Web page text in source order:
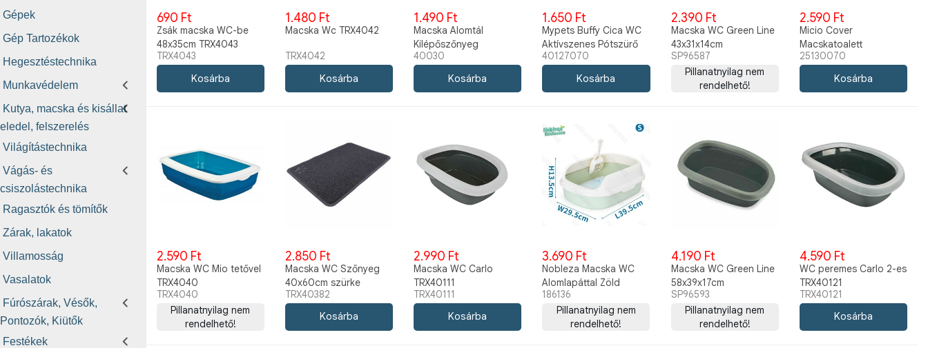
Gépek
Gép Tartozékok
Hegesztéstechnika
Munkavédelem
Kutya, macska és kisállat
eledel, felszerelés
Világítástechnika
Vágás- és
csiszolástechnika
Ragasztók és tömítők
Zárak, lakatok
Villamosság
Vasalatok
Fúrószárak, Vésők,
Pontozók, Kiütők
Festékek
690 Ft
Zsák macska WC-be
48x35cm TRX4043
TRX4043
1.480 Ft
Macska Wc TRX4042
TRX4042
1.490 Ft
Macska Alomtál
Kilépőszőnyeg
40x30cm kék/pink/bézs
40030
1.650 Ft
Mypets Buffy Cica WC
Aktívszenes Pótszürő
/betét 2DB
40127070
2.390 Ft
Macska WC Green Line
43x31x14cm
Sötétkék/szürke
SP96587
Pillanatnyilag nem
rendelhető!
2.590 Ft
Micio Cover
Macskatoalett
25130070
2.590 Ft
Macska WC Mio tetővel
TRX4040
TRX4040
Pillanatnyilag nem
rendelhető!
2.850 Ft
Macska WC Szőnyeg
40x60cm szürke
TRX40382
TRX40382
2.990 Ft
Macska WC Carlo
TRX40111
TRX40111
3.690 Ft
Nobleza Macska WC
Alomlapáttal Zöld
39.5x29.5x13.5cm
186136
Pillanatnyilag nem
rendelhető!
4.190 Ft
Macska WC Green Line
58x39x17cm
Sötétkék/szürke
SP96593
Pillanatnyilag nem
rendelhető!
4.590 Ft
WC peremes Carlo 2-es
TRX40121
TRX40121